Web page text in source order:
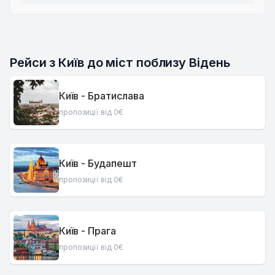
Рейси з Київ до міст поблизу Відень
Київ - Братислава
пропозиції від 0€
Київ - Будапешт
пропозиції від 0€
Київ - Прага
пропозиції від 0€